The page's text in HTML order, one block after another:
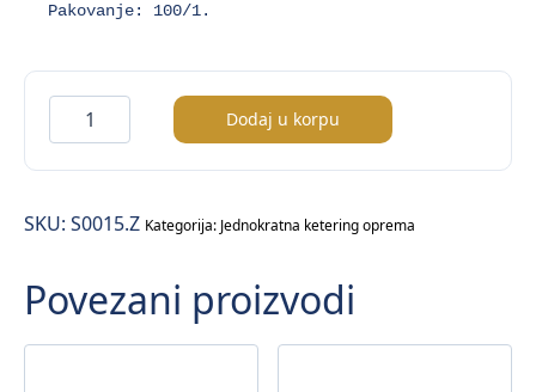
Pakovanje: 100/1.
Bambus
nabadalo
–
količina
Dodaj u korpu
SKU: S0015.Z Kategorija: Jednokratna ketering oprema
Povezani proizvodi